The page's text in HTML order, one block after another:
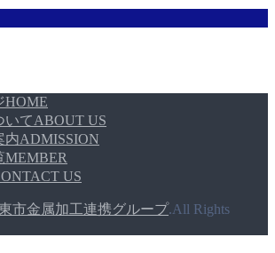
HOME
いてABOUT US
内ADMISSION
MEMBER
US
市金属加工連携グループ.All Rights